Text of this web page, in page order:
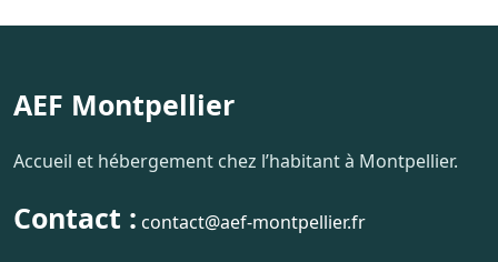
AEF Montpellier
Accueil et hébergement chez l’habitant à Montpellier.
Contact : contact@aef-montpellier.fr